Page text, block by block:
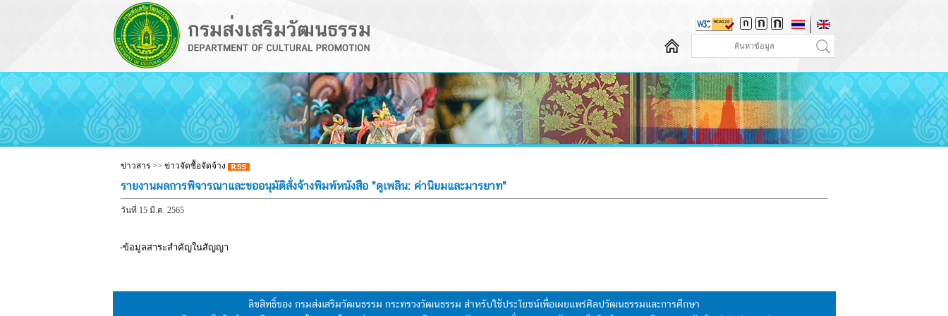
ข่าวสาร >> ข่าวจัดซื้อจัดจ้าง
รายงานผลการพิจารณาและขออนุมัติสั่งจ้างพิมพ์หนังสือ "ดูเพลิน: ค่านิยมและมารยาท"
วันที่ 15 มี.ค. 2565
-ข้อมูลสาระสำคัญในสัญญา
ลิขสิทธิ์ของ กรมส่งเสริมวัฒนธรรม กระทรวงวัฒนธรรม สำหรับใช้ประโยชน์เพื่อเผยแพร่ศิลปวัฒนธรรมและการศึกษา